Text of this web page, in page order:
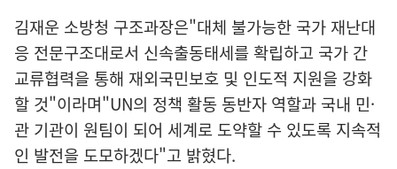
김재운 소방청 구조과장은"대체 불가능한 국가 재난대
응 전문구조대로서 신속출동태세를 확립하고 국가 간
교류협력을 통해 재외국민보호 및 인도적 지원을 강화
할 것"이라며"UN의 정책 활동 동반자 역할과 국내 민·
관 기관이 원팀이 되어 세계로 도약할 수 있도록 지속적
인 발전을 도모하겠다"고 밝혔다.